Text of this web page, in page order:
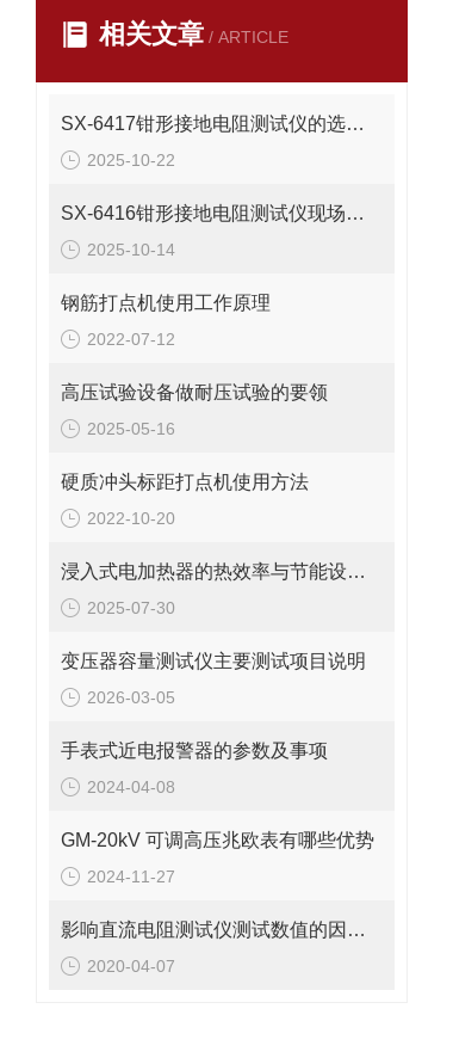
相关文章 / ARTICLE
SX-6417钳形接地电阻测试仪的选择及使用方法
2025-10-22
SX-6416钳形接地电阻测试仪现场测试应用
2025-10-14
钢筋打点机使用工作原理
2022-07-12
高压试验设备做耐压试验的要领
2025-05-16
硬质冲头标距打点机使用方法
2022-10-20
浸入式电加热器的热效率与节能设计探讨
2025-07-30
变压器容量测试仪主要测试项目说明
2026-03-05
手表式近电报警器的参数及事项
2024-04-08
GM-20kV 可调高压兆欧表有哪些优势
2024-11-27
影响直流电阻测试仪测试数值的因素有哪些？
2020-04-07